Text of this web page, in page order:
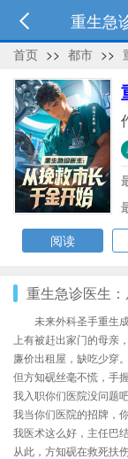
重生急
首页 >> 都市 >>
阅读
重生急诊医生
未来外科圣手重生
上有被赶出家门的母亲
廉价出租屋，缺吃少穿。
但方知砚丝毫不慌，手
我入职你们医院没问题
我当你们医院的招牌，
我医术这么好，主任巴
从此，方知砚在救死扶